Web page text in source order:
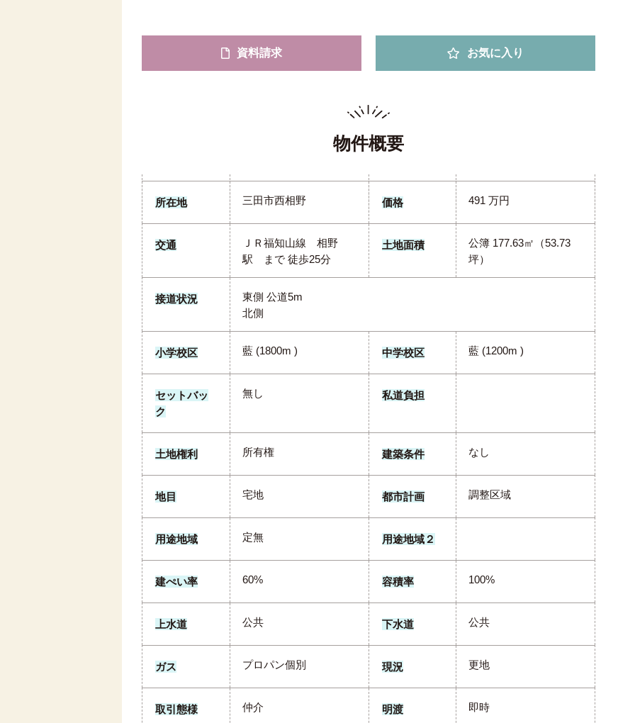
資料請求 お気に入り
物件概要
所在地 三田市西相野 価格 491 万円
交通
ＪＲ福知山線 相野
駅 まで 徒歩25分
土地面積
公簿 177.63㎡（53.73
坪）
接道状況
東側 公道5m
北側
小学校区 藍 (1800m ) 中学校区 藍 (1200m )
セットバッ
ク
無し 私道負担
土地権利 所有権 建築条件 なし
地目 宅地 都市計画 調整区域
用途地域 定無 用途地域２
建ぺい率 60% 容積率 100%
上水道 公共 下水道 公共
ガス プロパン個別 現況 更地
取引態様 仲介 明渡 即時